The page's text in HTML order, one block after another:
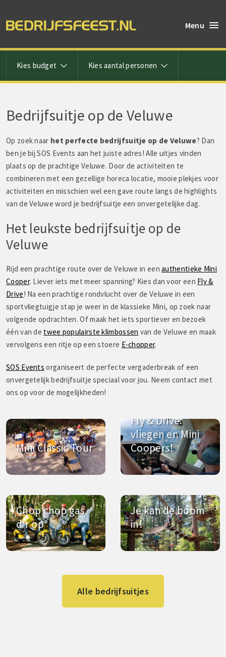
Menu
Kies budget Kies aantal personen
Bedrijfsuitje op de Veluwe
Op zoek naar het perfecte bedrijfsuitje op de Veluwe? Dan
ben je bij SOS Events aan het juiste adres! Alle uitjes vinden
plaats op de prachtige Veluwe. Door de activiteiten te
combineren met een gezellige horeca locatie, mooie plekjes voor
activiteiten en misschien wel een gave route langs de highlights
van de Veluwe word je bedrijfsuitje een onvergetelijke dag.
Het leukste bedrijfsuitje op de
Veluwe
Rijd een prachtige route over de Veluwe in eenauthentieke Mini
Cooper. Liever iets met meer spanning? Kies dan voor een Fly &
Drive! Na een prachtige rondvlucht over de Veluwe in een
sportvliegtuigje stap je weer in de klassieke Mini, op zoek naar
volgende opdrachten. Of maak het iets sportiever en bezoek
één van de twee populairste klimbossen van de Veluwe en maak
vervolgens een ritje op een stoere E-chopper.
SOS Events organiseert de perfecte vergaderbreak of een
onvergetelijk bedrijfsuitje speciaal voor jou. Neem contact met
ons op voor de mogelijkheden!
Mini Classic Tour
Fly & Drive:
vliegen en Mini
Coopers!
Chop chop gas
d’r op
Je kan de boom
in!
Alle bedrijfsuitjes